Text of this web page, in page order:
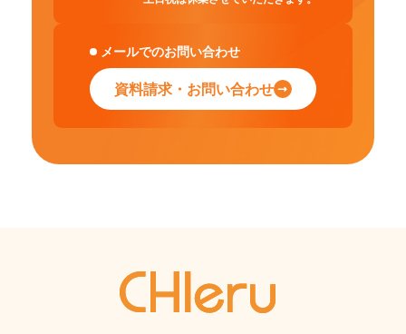
メールでのお問い合わせ
資料請求・お問い合わせ